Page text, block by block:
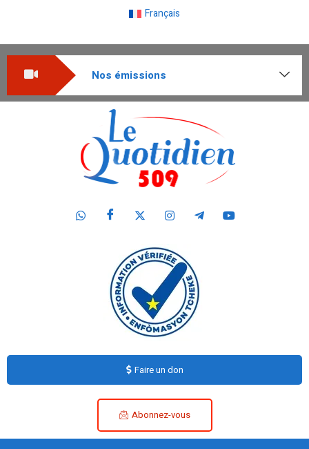
Français
Nos émissions
Faire un don
Abonnez-vous